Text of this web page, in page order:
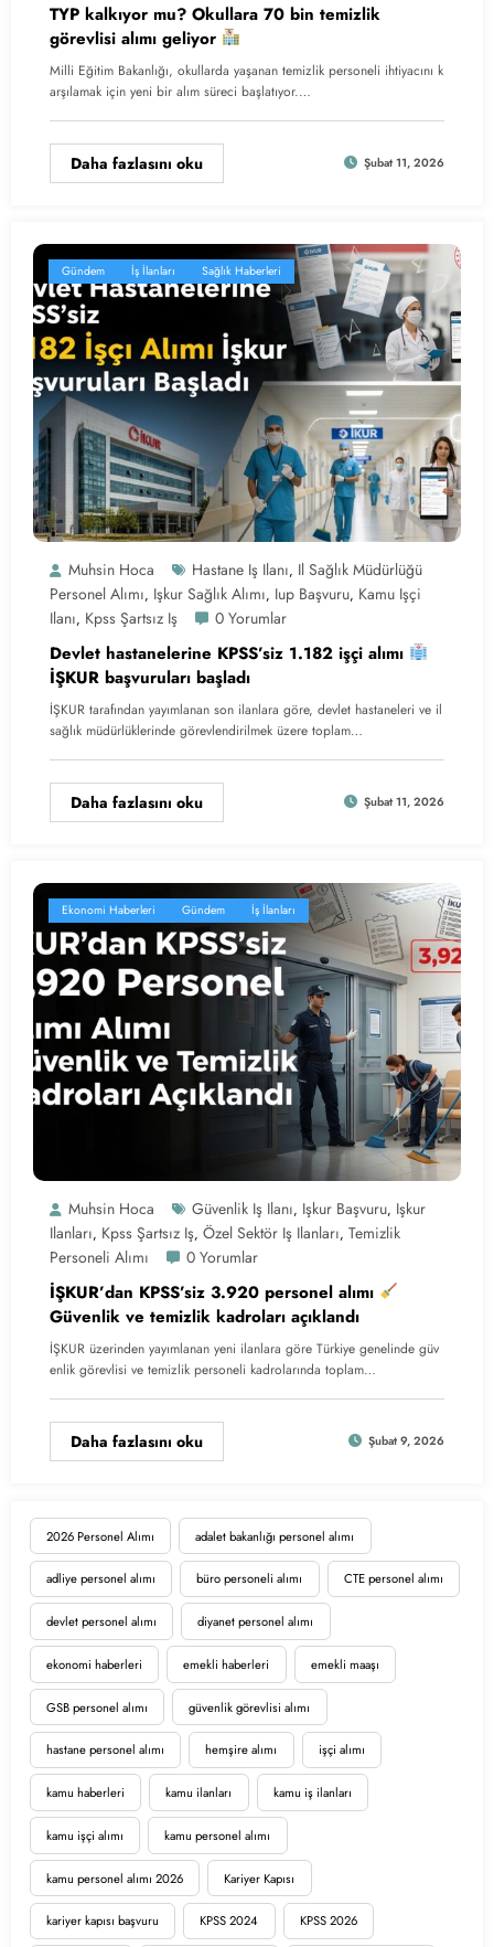
2026 Personel Alımı adalet bakanlığı personel alımı
adliye personel alımı büro personeli alımı CTE personel alımı
devlet personel alımı diyanet personel alımı
ekonomi haberleri emekli haberleri emekli maaşı
GSB personel alımı güvenlik görevlisi alımı
hastane personel alımı hemşire alımı işçi alımı
kamu haberleri kamu ilanları kamu iş ilanları
kamu işçi alımı kamu personel alımı
kamu personel alımı 2026 Kariyer Kapısı
kariyer kapısı başvuru KPSS 2024 KPSS 2026
TYP kalkıyor mu? Okullara 70 bin temizlik
görevlisi alımı geliyor
Milli Eğitim Bakanlığı, okullarda yaşanan temizlik personeli ihtiyacını k
arşılamak için yeni bir alım süreci başlatıyor.…
Daha fazlasını oku Şubat 11, 2026
Gündem İş İlanları Sağlık Haberleri
Muhsin Hoca Hastane Iş Ilanı, Il Sağlık Müdürlüğü
Personel Alımı, Işkur Sağlık Alımı, Iup Başvuru, Kamu Işçi
Ilanı, Kpss Şartsız Iş 0 Yorumlar
Devlet hastanelerine KPSS’siz 1.182 işçi alımı
İŞKUR başvuruları başladı
İŞKUR tarafından yayımlanan son ilanlara göre, devlet hastaneleri ve il
sağlık müdürlüklerinde görevlendirilmek üzere toplam…
Daha fazlasını oku Şubat 11, 2026
Ekonomi Haberleri Gündem İş İlanları
Muhsin Hoca Güvenlik Iş Ilanı, Işkur Başvuru, Işkur
Ilanları, Kpss Şartsız Iş, Özel Sektör Iş Ilanları, Temizlik
Personeli Alımı
0 Yorumlar
İŞKUR’dan KPSS’siz 3.920 personel alımı
Güvenlik ve temizlik kadroları açıklandı
İŞKUR üzerinden yayımlanan yeni ilanlara göre Türkiye genelinde güv
enlik görevlisi ve temizlik personeli kadrolarında toplam…
Daha fazlasını oku Şubat 9, 2026